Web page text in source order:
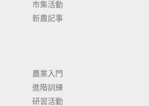
市集活動
新農記事
農業入門
進階訓練
研習活動